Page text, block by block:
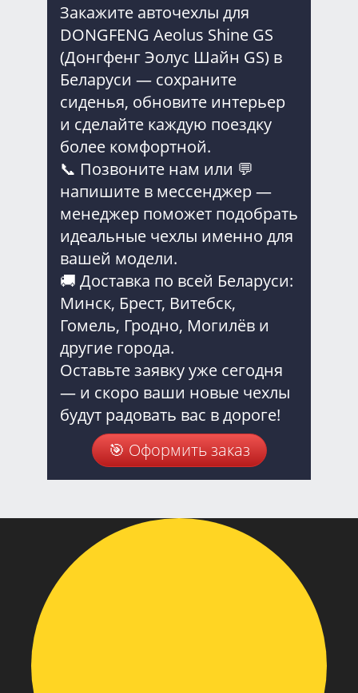
Закажите авточехлы для
DONGFENG Aeolus Shine GS
(Донгфенг Эолус Шайн GS) в
Беларуси — сохраните
сиденья, обновите интерьер
и сделайте каждую поездку
более комфортной.
📞 Позвоните нам или 💬
напишите в мессенджер —
менеджер поможет подобрать
идеальные чехлы именно для
вашей модели.
🚚 Доставка по всей Беларуси:
Минск, Брест, Витебск,
Гомель, Гродно, Могилёв и
другие города.
Оставьте заявку уже сегодня
— и скоро ваши новые чехлы
будут радовать вас в дороге!
🎯 Оформить заказ